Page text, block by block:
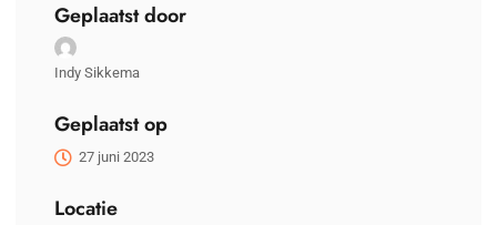
Geplaatst door
Indy Sikkema
Geplaatst op
27 juni 2023
Locatie